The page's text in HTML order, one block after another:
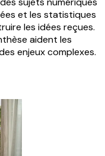
et les statistiques
les idées reçues.
aident les
enjeux complexes.